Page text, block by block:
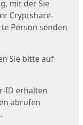
mit der Sie
Cryptshare-
Person senden
Sie bitte auf
ID erhalten
abrufen